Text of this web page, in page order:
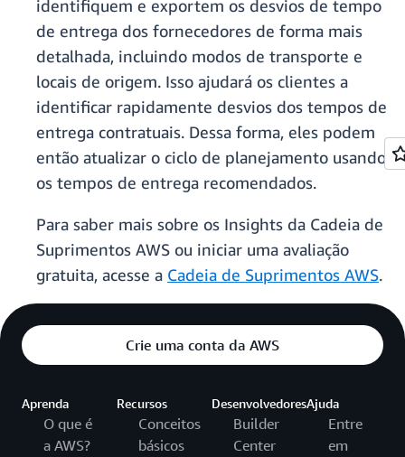
identifiquem e exportem os desvios de tempo
de entrega dos fornecedores de forma mais
detalhada, incluindo modos de transporte e
locais de origem. Isso ajudará os clientes a
identificar rapidamente desvios dos tempos de
entrega contratuais. Dessa forma, eles podem
então atualizar o ciclo de planejamento usando
os tempos de entrega recomendados.
Para saber mais sobre os Insights da Cadeia de
Suprimentos AWS ou iniciar uma avaliação
gratuita, acesse a Cadeia de Suprimentos AWS.
Crie uma conta da AWS
Aprenda
O que é
a AWS?
Recursos
Conceitos
básicos
Desenvolvedores
Builder
Center
Ajuda
Entre
em